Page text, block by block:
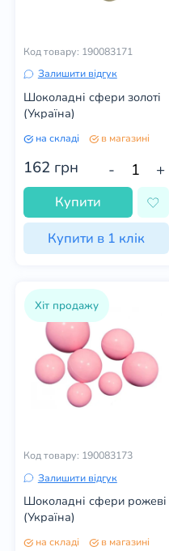
Код товару: 190083171
Залишити відгук
Шоколадні сфери золоті
(Україна)
на складі в магазині
162 грн - +
Купити
Купити в 1 клік
Хіт продажу
Код товару: 190083173
Залишити відгук
Шоколадні сфери рожеві
(Україна)
на складі в магазині